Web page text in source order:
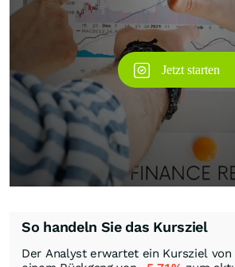
So handeln Sie das Kursziel
Der Analyst erwartet ein Kursziel von